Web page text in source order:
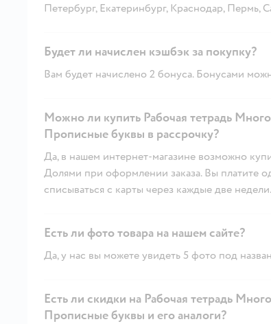
Петербург, Екатеринбург, Краснодар,
Будет ли начислен кэшбэк за покупку?
Вам будет начислено 2 бонуса. Бонусами
Можно ли купить Рабочая тетрадь
Прописные буквы в рассрочку?
Да, в нашем интернет-магазине возможно
Долями при оформлении заказа. Вы платите
списываться с карты через каждые две недели.
Есть ли фото товара на нашем сайте?
Да, у нас вы можете увидеть 5 фото под
Есть ли скидки на Рабочая тетрадь
Прописные буквы и его аналоги?